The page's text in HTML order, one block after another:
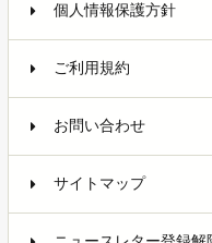
個人情報保護方針
ご利用規約
お問い合わせ
サイトマップ